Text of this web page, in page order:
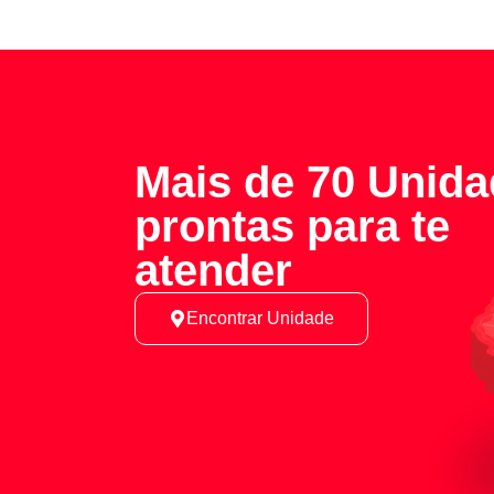
Mais de 70
prontas para te
atender
Encontrar Unidade